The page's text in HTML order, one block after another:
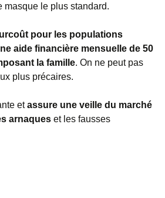
masque le plus standard.
pour les populations
aide financière mensuelle de 50
la famille. On ne peut pas
plus précaires.
etassure une veille du marché
arnaques et les fausses